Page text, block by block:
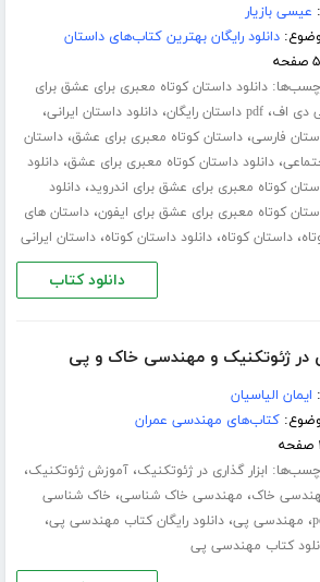
عیسی بازیار
دانلود رایگان بهترین کتاب‌های داستان
دانلود داستان کوتاه معبری برای عشق برای
دی اف،pdf داستان رایگان ،دانلود داستان ایرانی،
فارسی،داستان کوتاه معبری برای عشق،داستان
،دانلود داستان کوتاه معبری برای عشق،دانلود
کوتاه معبری برای عشق برای اندروید،دانلود
کوتاه معبری برای عشق برای ایفون،داستان های
،داستان کوتاه،دانلود داستان کوتاه،داستان ایرانی
دانلود کتاب
در ژئوتکنیک و مهندسی خاک و پی
ایمان الیاسیان
کتاب‌های مهندسی عمران
ابزار گذاری در ژئوتکنیک،آموزش ژئوتکنیک،
خاک، مهندسی خاک شناسی، خاک شناسی
، مهندسی پی،دانلود رایگان کتاب مهندسی پی،
کتاب مهندسی پی